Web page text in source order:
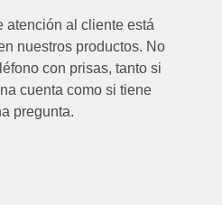
atención al cliente está
nuestros productos. No
con prisas, tanto si
cuenta como si tiene
pregunta.